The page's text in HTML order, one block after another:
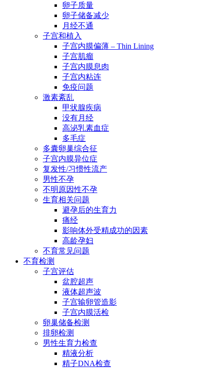
卵子质量
卵子储备减少
月经不通
子宫和植入
子宫内膜偏薄 – Thin Lining
子宫肌瘤
子宫内膜息肉
子宫内粘连
免疫问题
激素紊乱
甲状腺疾病
没有月经
高泌乳素血症
多毛症
多囊卵巢综合征
子宫内膜异位症
复发性/习惯性流产
男性不孕
不明原因性不孕
生育相关问题
避孕后的生育力
痛经
影响体外受精成功的因素
高龄孕妇
不育常见问题
不育检测
子宫评估
盆腔超声
液体超声波
子宫输卵管造影
子宫内膜活检
卵巢储备检测
排卵检测
男性生育力检查
精液分析
精子DNA检查